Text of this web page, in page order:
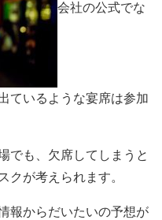
会社の公式でな
ているような宴席は参加
でも、欠席してしまうと
クが考えられます。
報からだいたいの予想が